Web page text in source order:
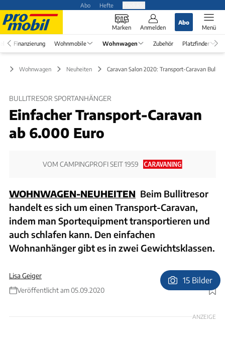
Abo Hefte
Marken Anmelden
Abo
Menü
Finanzierung Wohnmobile Wohnwagen Zubehör Platzfinder
Wohnwagen Neuheiten Caravan Salon 2020: Transport-Caravan
BULLITRESOR SPORTANHÄNGER
Einfacher Transport-Caravan
ab 6.000 Euro
VOM CAMPINGPROFI SEIT 1959
WOHNWAGEN-NEUHEITEN Beim Bullitresor
handelt es sich um einen Transport-Caravan,
indem man Sportequipment transportieren und
auch schlafen kann. Den einfachen
Wohnanhänger gibt es in zwei Gewichtsklassen.
Lisa Geiger
Veröffentlicht am 05.09.2020
Foto: G. Marx
15 Bilder
ANZEIGE